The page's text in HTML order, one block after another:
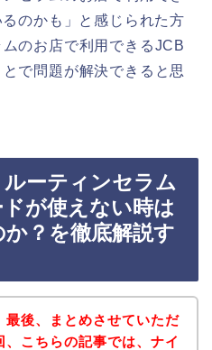
のかも」と感じられた方
のお店で利用できるJCB
で問題が解決できると思
ルーティンセラム
が使えない時は
？を徹底解説す
最後、まとめさせていただ
、こちらの記事では、ナイ